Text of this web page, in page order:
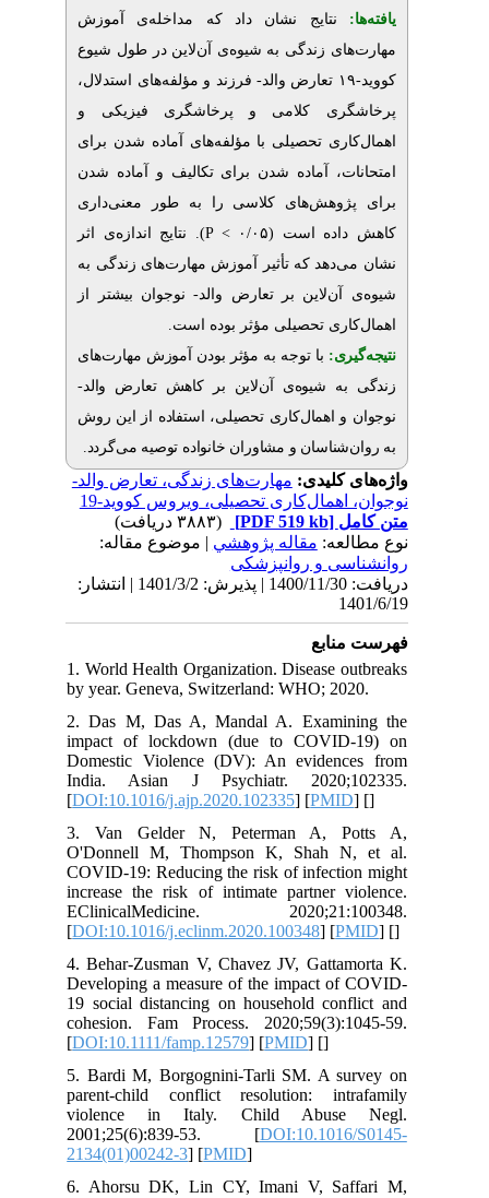
یافته‌ها:
نتایج نشان داد که
مداخله‌ی آموزش
مهارت‌های زندگی به شیوه‌ی آن‌لاین در طول شیوع
کووید-۱۹
تعارض والد- فرزند و مؤلفه‌های استدلال،
پرخاشگری کلامی و پرخاشگری فیزیکی و
اهمال‌کاری تحصیلی با مؤلفه‌های آماده شدن برای
امتحانات، آماده شدن برای تکالیف و آماده شدن
برای پژوهش‌های کلاسیرا به طور معنی‌داری
کاهش داده است (۰/۰۵ >
P ). نتایج اندازه‌ی اثر
نشان می‌دهد که تأثیر آموزش مهارت‌های زندگی به
شیوه‌ی آن‌لاین بر تعارض والد- نوجوان بیشتر از
اهمال‌کاری تحصیلی مؤثر بوده است.
نتیجه‌گیری: با توجه به مؤثر بودن آموزش مهارت‌های
زندگی به شیوه‌ی آن‌لاین بر کاهش تعارض والد-
نوجوان و اهمال‌کاری تحصیلی، استفاده از این روش
به روان‌شناسان و مشاوران خانواده توصیه می‌گردد.
واژه‌های کلیدی:مهارت‌های زندگی، تعارض والد-
نوجوان، اهمال‌کاری تحصیلی، ویروس کووید-19
متن کامل[PDF 519 kb]
نوع مطالعه:مقاله پژوهشي| موضوع مقاله:
روانشناسی و روانپزشکی
دریافت: 1400/11/30 | پذیرش: 1401/3/2 | انتشار:
1401/6/19
فهرست منابع
1. World Health Organization. Disease outbreaks
by year. Geneva, Switzerland: WHO; 2020.
2. Das M, Das A, Mandal A. Examining the
impact of lockdown (due to COVID-19) on
Domestic Violence (DV): An evidences from
India. Asian J Psychiatr. 2020;102335.
[DOI:10.1016/j.ajp.2020.102335] [PMID] [
3. Van Gelder N, Peterman A, Potts A,
O'Donnell M, Thompson K, Shah N, et al.
COVID-19: Reducing the risk of infection might
increase the risk of intimate partner violence.
EClinicalMedicine. 2020;21:100348.
[DOI:10.1016/j.eclinm.2020.100348] [PMID] [
4. Behar‐Zusman V, Chavez JV, Gattamorta K.
Developing a measure of the impact of COVID‐
19 social distancing on household conflict and
cohesion. Fam Process. 2020;59(3):1045-59.
[DOI:10.1111/famp.12579] [PMID] [
5. Bardi M, Borgognini-Tarli SM. A survey on
parent-child conflict resolution: intrafamily
violence in Italy. Child Abuse Negl.
2001;25(6):839-53. [DOI:10.1016/S0145-
2134(01)00242-3] [PMID
6. Ahorsu DK, Lin CY, Imani V, Saffari M,